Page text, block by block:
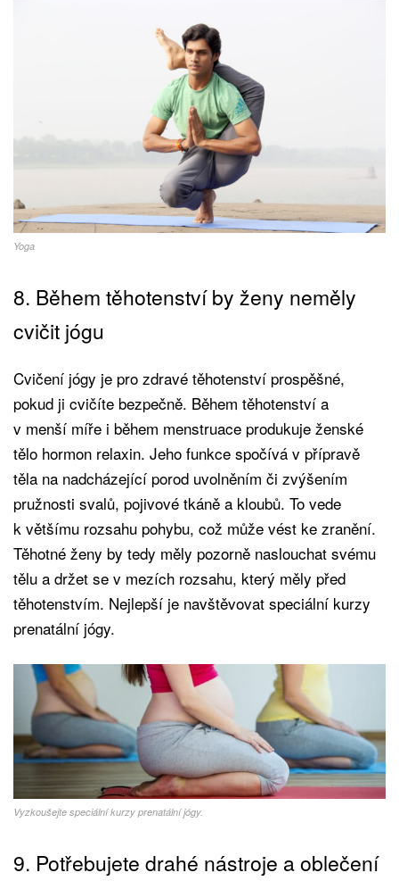
Yoga
8. Během těhotenství by ženy neměly
cvičit jógu
Cvičení jógy je pro zdravé těhotenství prospěšné,
pokud ji cvičíte bezpečně. Během těhotenství a
v menší míře i během menstruace produkuje ženské
tělo hormon relaxin. Jeho funkce spočívá v přípravě
těla na nadcházející porod uvolněním či zvýšením
pružnosti svalů, pojivové tkáně a kloubů. To vede
k většímu rozsahu pohybu, což může vést ke zranění.
Těhotné ženy by tedy měly pozorně naslouchat svému
tělu a držet se v mezích rozsahu, který měly před
těhotenstvím. Nejlepší je navštěvovat speciální kurzy
prenatální jógy.
Vyzkoušejte speciální kurzy prenatální jógy.
9. Potřebujete drahé nástroje a oblečení